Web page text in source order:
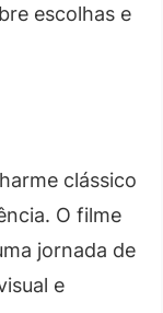
escolhas e
clássico
O filme
jornada de
e